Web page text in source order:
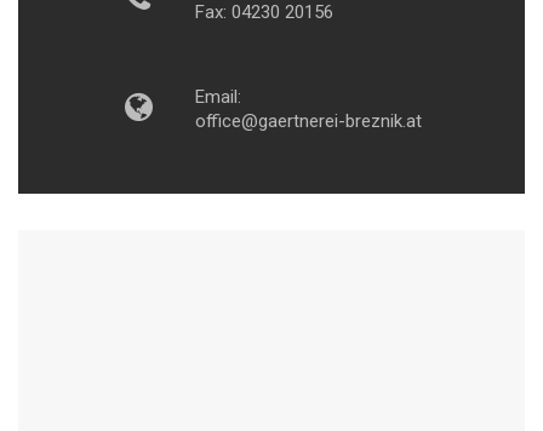
Fax: 04230 20156
Email:
office@gaertnerei-breznik.at